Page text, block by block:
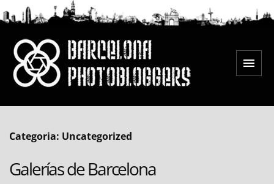
al
Menú
Categoria: Uncategorized
Galerías de Barcelona